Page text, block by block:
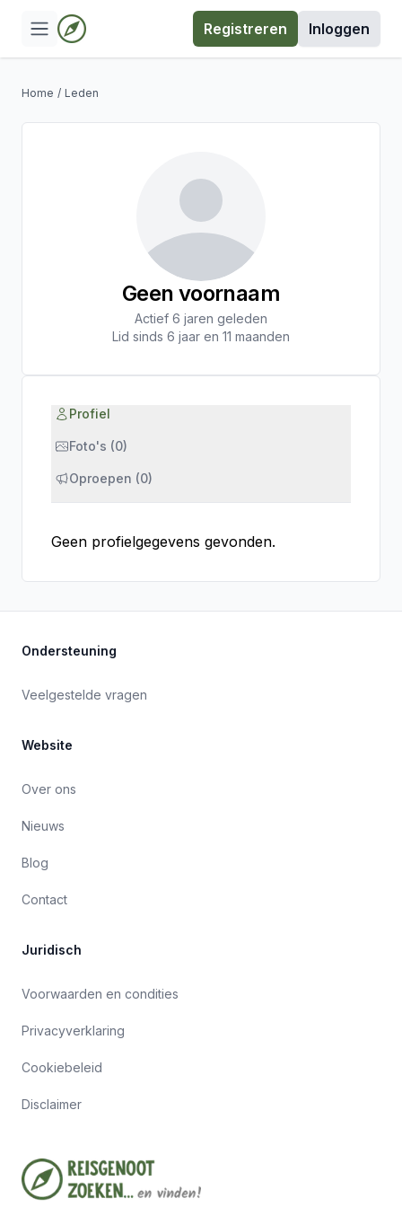
Registreren Inloggen
Home / Leden
Geen voornaam
Actief 6 jaren geleden
Lid sinds 6 jaar en 11 maanden
Profiel
Foto's (0)
Oproepen (0)
Geen profielgegevens gevonden.
Ondersteuning
Veelgestelde vragen
Website
Over ons
Nieuws
Blog
Contact
Juridisch
Voorwaarden en condities
Privacyverklaring
Cookiebeleid
Disclaimer